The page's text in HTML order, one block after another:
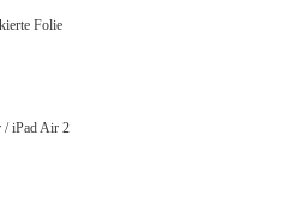
Folie
/ iPad Air 2